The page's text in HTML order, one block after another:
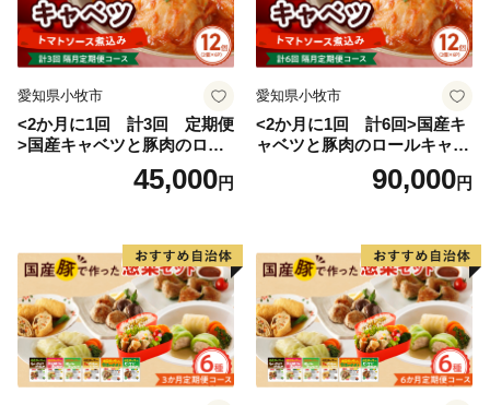
愛知県小牧市
<2か月に1回 計3回 定期便
>国産キャベツと豚肉のロー
ルキャベツ（6P入り）
45,000円
愛知県小牧市
<2か月に1回 計6回>国産キ
ャベツと豚肉のロールキャベ
90,000円